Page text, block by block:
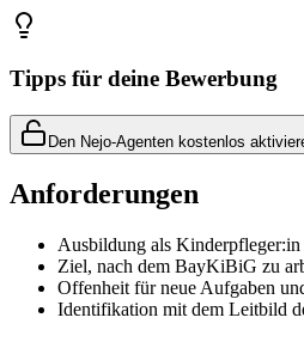
Tipps für deine Bewerbung
Den Nejo-Agenten kostenlos
Anforderungen
Ausbildung als
Ziel, nach dem BayKiBiG zu
Offenheit für neue Aufgaben
Identifikation mit dem Leitbild